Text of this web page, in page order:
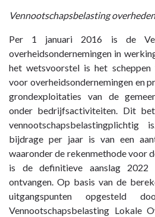
Vennootschapsbelasting
Per 1 januari 2016 is de
overheidsondernemingen in
het wetsvoorstel is het
voor overheidsondernemingen en
grondexploitaties van de
onder bedrijfsactiviteiten. Dit
bijdrage per jaar is van een
waaronder de rekenmethode voor
is de definitieve aanslag 2022
ontvangen. Op basis van de
uitgangspunten opgesteld
Vennootschapsbelasting Lokale